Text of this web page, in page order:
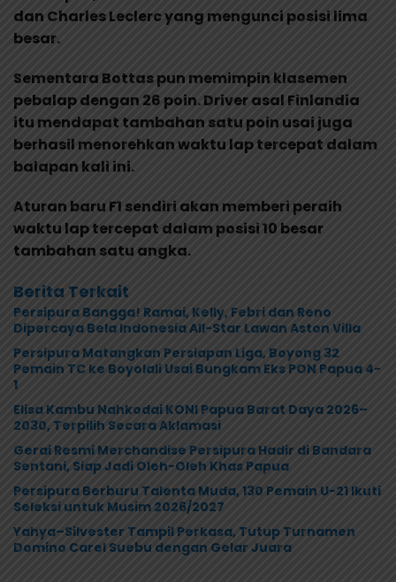
dan Charles Leclerc yang mengunci posisi lima
besar.
Sementara Bottas pun memimpin klasemen
pebalap dengan 26 poin. Driver asal Finlandia
itu mendapat tambahan satu poin usai juga
berhasil menorehkan waktu lap tercepat dalam
balapan kali ini.
Aturan baru F1 sendiri akan memberi peraih
waktu lap tercepat dalam posisi 10 besar
tambahan satu angka.
Berita Terkait
Persipura Bangga! Ramai, Kelly, Febri dan Reno
Dipercaya Bela Indonesia All-Star Lawan Aston Villa
Persipura Matangkan Persiapan Liga, Boyong 32
Pemain TC ke Boyolali Usai Bungkam Eks PON Papua 4-
1
Elisa Kambu Nahkodai KONI Papua Barat Daya 2026–
2030, Terpilih Secara Aklamasi
Gerai Resmi Merchandise Persipura Hadir di Bandara
Sentani, Siap Jadi Oleh-Oleh Khas Papua
Persipura Berburu Talenta Muda, 130 Pemain U-21 Ikuti
Seleksi untuk Musim 2026/2027
Yahya–Silvester Tampil Perkasa, Tutup Turnamen
Domino Carel Suebu dengan Gelar Juara